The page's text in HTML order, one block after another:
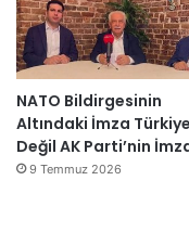
NATO Bildirgesinin
Altındaki İmza
Değil AK Parti’nin
9 Temmuz 2026